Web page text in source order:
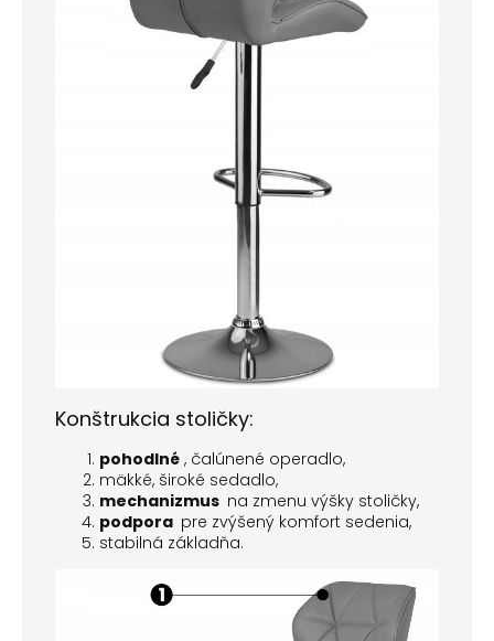
Konštrukcia stoličky:
pohodlné , čalúnené operadlo,
mäkké, široké sedadlo,
mechanizmus na zmenu výšky stoličky,
podpora pre zvýšený komfort sedenia,
stabilná základňa.